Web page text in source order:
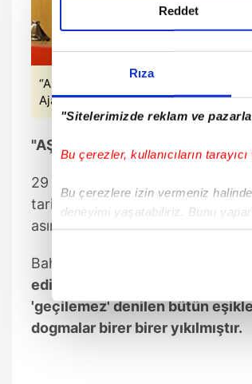
Rıza
"Sitelerimizde reklam ve
Bu çerezler, kullanıcıların
Bu çerezlere izin vermeniz
deneyimi yaşatabiliriz. Bunu
içerikleri sunabilmek adına
Sizlere daha iyi bir hizmet
Reddet
“Aşılamaz” denilen surlar yıkıldı:
Ajansı'ndan alınmıştır)
"AŞILAMAZ" DENİLEN
29 Mayıs 1453'te gerçekleşen
tarihin akışını değiştiren büyük
asırların hasretinin İstanbul'un
Bahçeli,
"Türk milletinin imanla
edilmiştir. Yıkılan Bizans
'geçilemez' denilen bütün
dogmalar birer birer yıkılmıştır.